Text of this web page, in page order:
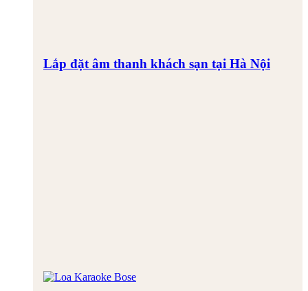
Lắp đặt âm thanh khách sạn tại Hà Nội